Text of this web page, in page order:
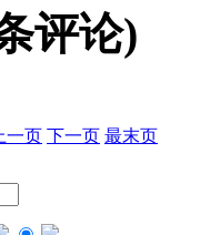
评论)
一页 下一页 最末页